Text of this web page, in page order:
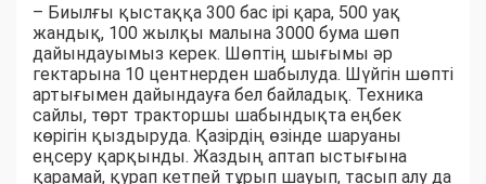
– Биылғы қыстаққа 300 бас ірі қара, 500 уақ
жандық, 100 жылқы малына 3000 бума шөп
дайындауымыз керек. Шөптің шығымы әр
гектарына 10 центнерден шабылуда. Шүйгін шөпті
артығымен дайындауға бел байладық. Техника
сайлы, төрт тракторшы шабындықта еңбек
көрігін қыздыруда. Қазірдің өзінде шаруаны
еңсеру қарқынды. Жаздың аптап ыстығына
қарамай, қурап кетпей тұрып шауып, тасып алу да